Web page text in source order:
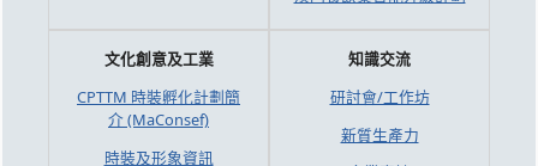
文化創意及工業
CPTTM 時裝孵化計劃簡
介 (MaConsef)
時裝及形象資訊
知識交流
研討會/工作坊
新質生產力